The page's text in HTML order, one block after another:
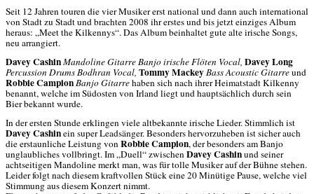
Seit 12 Jahren touren die vier Musiker erst national und dann auch international
von Stadt zu Stadt und brachten 2008 ihr erstes und bis jetzt einziges Album
heraus: „Meet the Kilkennys“. Das Album beinhaltet gute alte irische Songs,
neu arrangiert.
Davey CashinMandoline Gitarre Banjo irische Flöten Vocal, Davey Long
Percussion Drums Bodhran Vocal, Tommy MackeyBass Acoustic Gitarreund
Robbie CampionBanjo Gitarrehaben sich nach ihrer Heimatstadt Kilkenny
benannt, welche im Südosten von Irland liegt und hauptsächlich durch sein
Bier bekannt wurde.
In der ersten Stunde erklingen viele altbekannte irische Lieder. Stimmlich ist
Davey Cashinein super Leadsänger. Besonders hervorzuheben ist sicher auch
die erstaunliche Leistung vonRobbie Campion, der besonders am Banjo
unglaubliches vollbringt. Im „Duell“ zwischenDavey Cashinund seiner
achtseitigen Mandoline merkt man, was für tolle Musiker auf der Bühne stehen.
Leider folgt nach diesem kraftvollen Stück eine 20 Minütige Pause, welche viel
Stimmung aus diesem Konzert nimmt.